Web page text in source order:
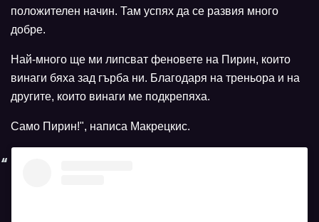
положителен начин. Там успях да се развия много
добре.
Най-много ще ми липсват феновете на Пирин, които
винаги бяха зад гърба ни. Благодаря на треньора и на
другите, които винаги ме подкрепяха.
Само Пирин!", написа Макрецкис.